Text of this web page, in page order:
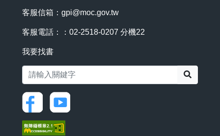
客服信箱： gpi@moc.gov.tw
客服電話：：02-2518-0207 分機22
我要找書